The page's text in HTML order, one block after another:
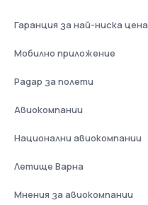
Гаранция за най-ниска цена
Мобилно приложение
Радар за полети
Авиокомпании
Национални авиокомпании
Летище Варна
Мнения за авиокомпании